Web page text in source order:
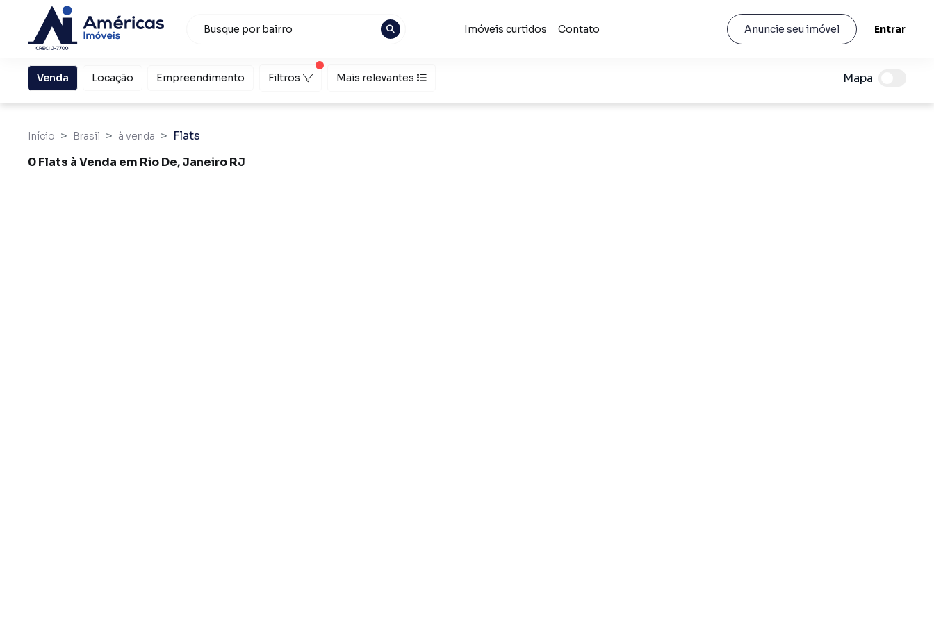
Imóveis curtidos Contato Anuncie seu imóvel Entrar
Venda Locação Empreendimento Filtros Mais relevantes Mapa
Início Brasil à venda
Flats
0 Flats à Venda em Rio De, Janeiro RJ